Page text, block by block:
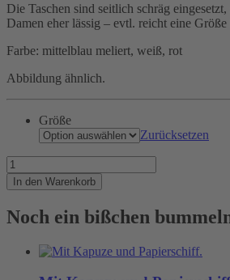
Die Taschen sind seitlich schräg
Damen eher lässig – evtl. reicht eine
Farbe: mittelblau meliert, weiß, rot
Abbildung ähnlich.
Größe
Zurücksetzen
Container
sind
besonders
Menge
In den Warenkorb
Noch ein bißchen